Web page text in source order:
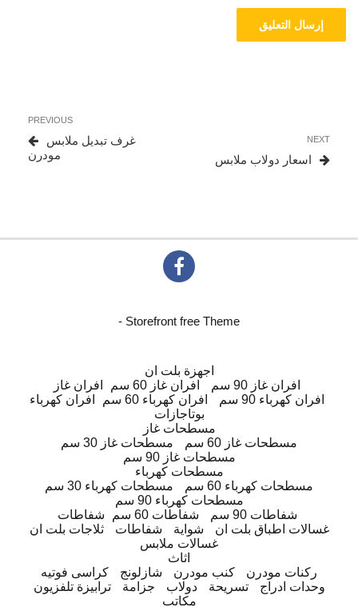
المقالات
Previous
Post
PREVIOUS
غرف تبديل ملابس
مودرن
Next
NEXT
اسعار دولاب ملابس
- Storefront free Theme
اجهزة بلت ان
افران غاز
افران غاز 60 سم
افران غاز 90 سم
افران كهرباء
افران كهرباء 60 سم
افران كهرباء 90 سم
بوتاجازات
مسطحات غاز
مسطحات غاز 30 سم
مسطحات غاز 60 سم
مسطحات غاز 90 سم
مسطحات كهرباء
مسطحات كهرباء 30 سم
مسطحات كهرباء 60 سم
مسطحات كهرباء 90 سم
شفاطات
شفاطات 60 سم
شفاطات 90 سم
ثلاجات بلت ان
شفاطات شواية
غسالات اطباق بلت ان
غسالات ملابس
اثاث
كراسى فوتيه
شازلونج كنب مودرن
ركنات مودرن
ترابيزة تلفزيون
جزامة دولاب تسريحة
وحدات ادراج
مكاتب